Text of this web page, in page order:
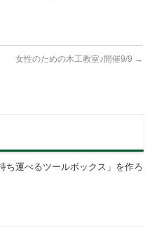
女性のための木工教室♪開催9/9 →
ち運べるツールボックス」を作ろ